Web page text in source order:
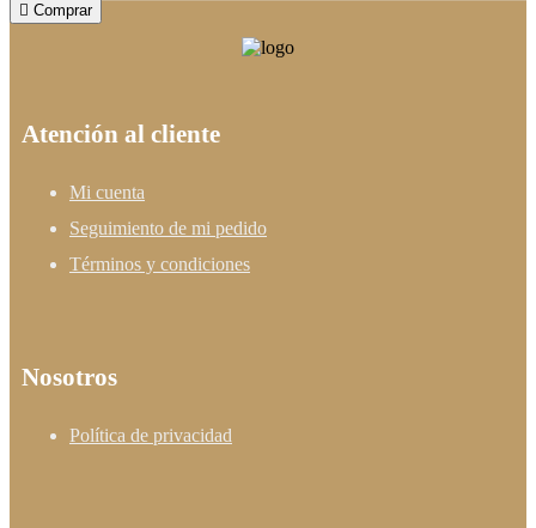
 Comprar
Atención al cliente
Mi cuenta
Seguimiento de mi pedido
Términos y condiciones
Nosotros
Política de privacidad